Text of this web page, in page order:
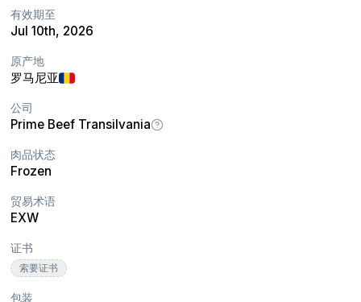
有效期至
Jul 10th, 2026
原产地
罗马尼亚
公司
Prime Beef Transilvania
肉品状态
Frozen
贸易术语
EXW
证书
索要证书
包装